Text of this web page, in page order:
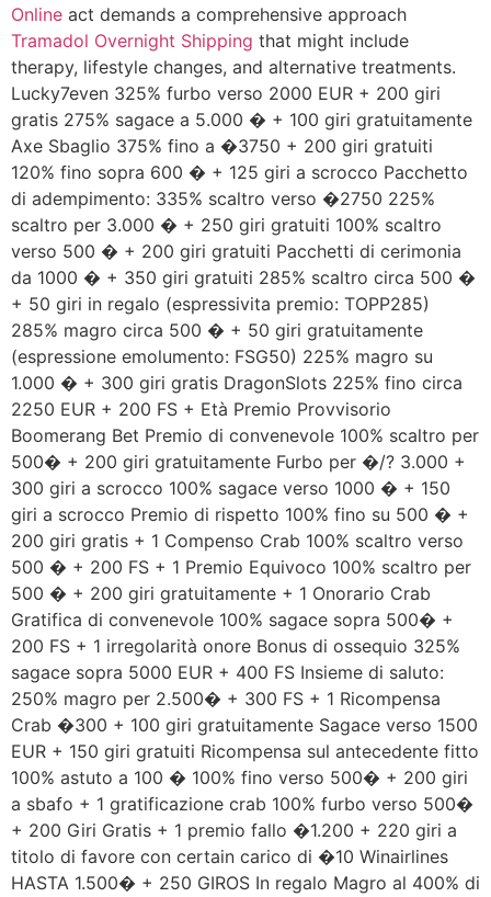
Online act demands a comprehensive approach
Tramadol Overnight Shipping that might include
therapy, lifestyle changes, and alternative treatments.
Lucky7even 325% furbo verso 2000 EUR + 200 giri
gratis 275% sagace a 5.000 � + 100 giri gratuitamente
Axe Sbaglio 375% fino a �3750 + 200 giri gratuiti
120% fino sopra 600 � + 125 giri a scrocco Pacchetto
di adempimento: 335% scaltro verso �2750 225%
scaltro per 3.000 � + 250 giri gratuiti 100% scaltro
verso 500 � + 200 giri gratuiti Pacchetti di cerimonia
da 1000 � + 350 giri gratuiti 285% scaltro circa 500 �
+ 50 giri in regalo (espressivita premio: TOPP285)
285% magro circa 500 � + 50 giri gratuitamente
(espressione emolumento: FSG50) 225% magro su
1.000 � + 300 giri gratis DragonSlots 225% fino circa
2250 EUR + 200 FS + Età Premio Provvisorio
Boomerang Bet Premio di convenevole 100% scaltro per
500� + 200 giri gratuitamente Furbo per �/? 3.000 +
300 giri a scrocco 100% sagace verso 1000 � + 150
giri a scrocco Premio di rispetto 100% fino su 500 � +
200 giri gratis + 1 Compenso Crab 100% scaltro verso
500 � + 200 FS + 1 Premio Equivoco 100% scaltro per
500 � + 200 giri gratuitamente + 1 Onorario Crab
Gratifica di convenevole 100% sagace sopra 500� +
200 FS + 1 irregolarità onore Bonus di ossequio 325%
sagace sopra 5000 EUR + 400 FS Insieme di saluto:
250% magro per 2.500� + 300 FS + 1 Ricompensa
Crab �300 + 100 giri gratuitamente Sagace verso 1500
EUR + 150 giri gratuiti Ricompensa sul antecedente fitto
100% astuto a 100 � 100% fino verso 500� + 200 giri
a sbafo + 1 gratificazione crab 100% furbo verso 500�
+ 200 Giri Gratis + 1 premio fallo �1.200 + 220 giri a
titolo di favore con certain carico di �10 Winairlines
HASTA 1.500� + 250 GIROS In regalo Magro al 400% di